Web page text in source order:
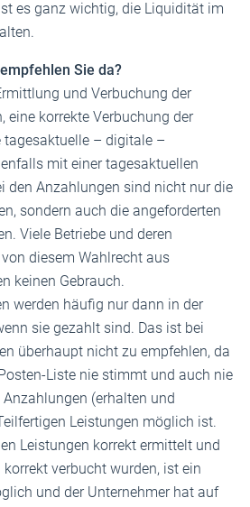
es ganz wichtig, die Liquidität im
Sie da?
und Verbuchung der
eine korrekte Verbuchung der
– digitale –
mit einer tagesaktuellen
den Anzahlungen sind nicht nur die
sondern auch die angeforderten
Viele Betriebe und deren
diesem Wahlrecht aus
keinen Gebrauch.
werden häufig nur dann in der
sie gezahlt sind. Das ist bei
überhaupt nicht zu empfehlen, da
Liste nie stimmt und auch nie
(erhalten und
Leistungen möglich ist.
Leistungen korrekt ermittelt und
verbucht wurden, ist ein
und der Unternehmer hat auf